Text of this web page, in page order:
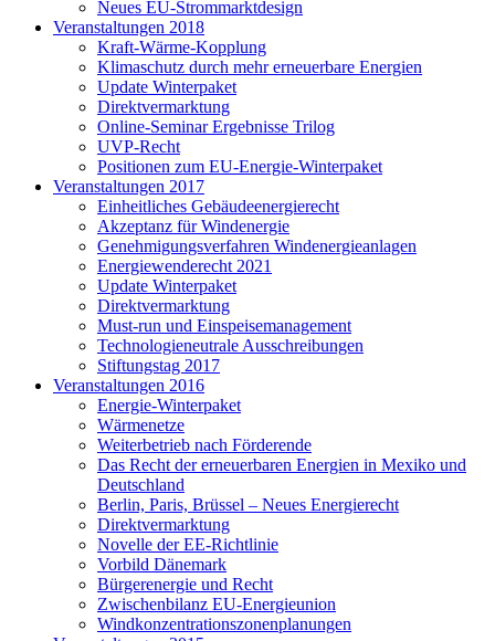
Neues EU-Strommarktdesign
Veranstaltungen 2018
Kraft-Wärme-Kopplung
Klimaschutz durch mehr erneuerbare Energien
Update Winterpaket
Direktvermarktung
Online-Seminar Ergebnisse Trilog
UVP-Recht
Positionen zum EU-Energie-Winterpaket
Veranstaltungen 2017
Einheitliches Gebäudeenergierecht
Akzeptanz für Windenergie
Genehmigungsverfahren Windenergieanlagen
Energiewenderecht 2021
Update Winterpaket
Direktvermarktung
Must-run und Einspeisemanagement
Technologieneutrale Ausschreibungen
Stiftungstag 2017
Veranstaltungen 2016
Energie-Winterpaket
Wärmenetze
Weiterbetrieb nach Förderende
Das Recht der erneuerbaren Energien in Mexiko und
Deutschland
Berlin, Paris, Brüssel – Neues Energierecht
Direktvermarktung
Novelle der EE-Richtlinie
Vorbild Dänemark
Bürgerenergie und Recht
Zwischenbilanz EU-Energieunion
Windkonzentrationszonenplanungen